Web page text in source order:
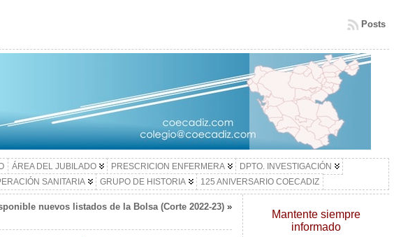
Posts
ÁREA DEL JUBILADO PRESCRICION ENFERMERA
DPTO. INVESTIGACIÓN
SANITARIA GRUPO DE HISTORIA 125 ANIVERSARIO COECADIZ
nuevos listados de la Bolsa (Corte 2022-23)»
Mantente siempre
informado